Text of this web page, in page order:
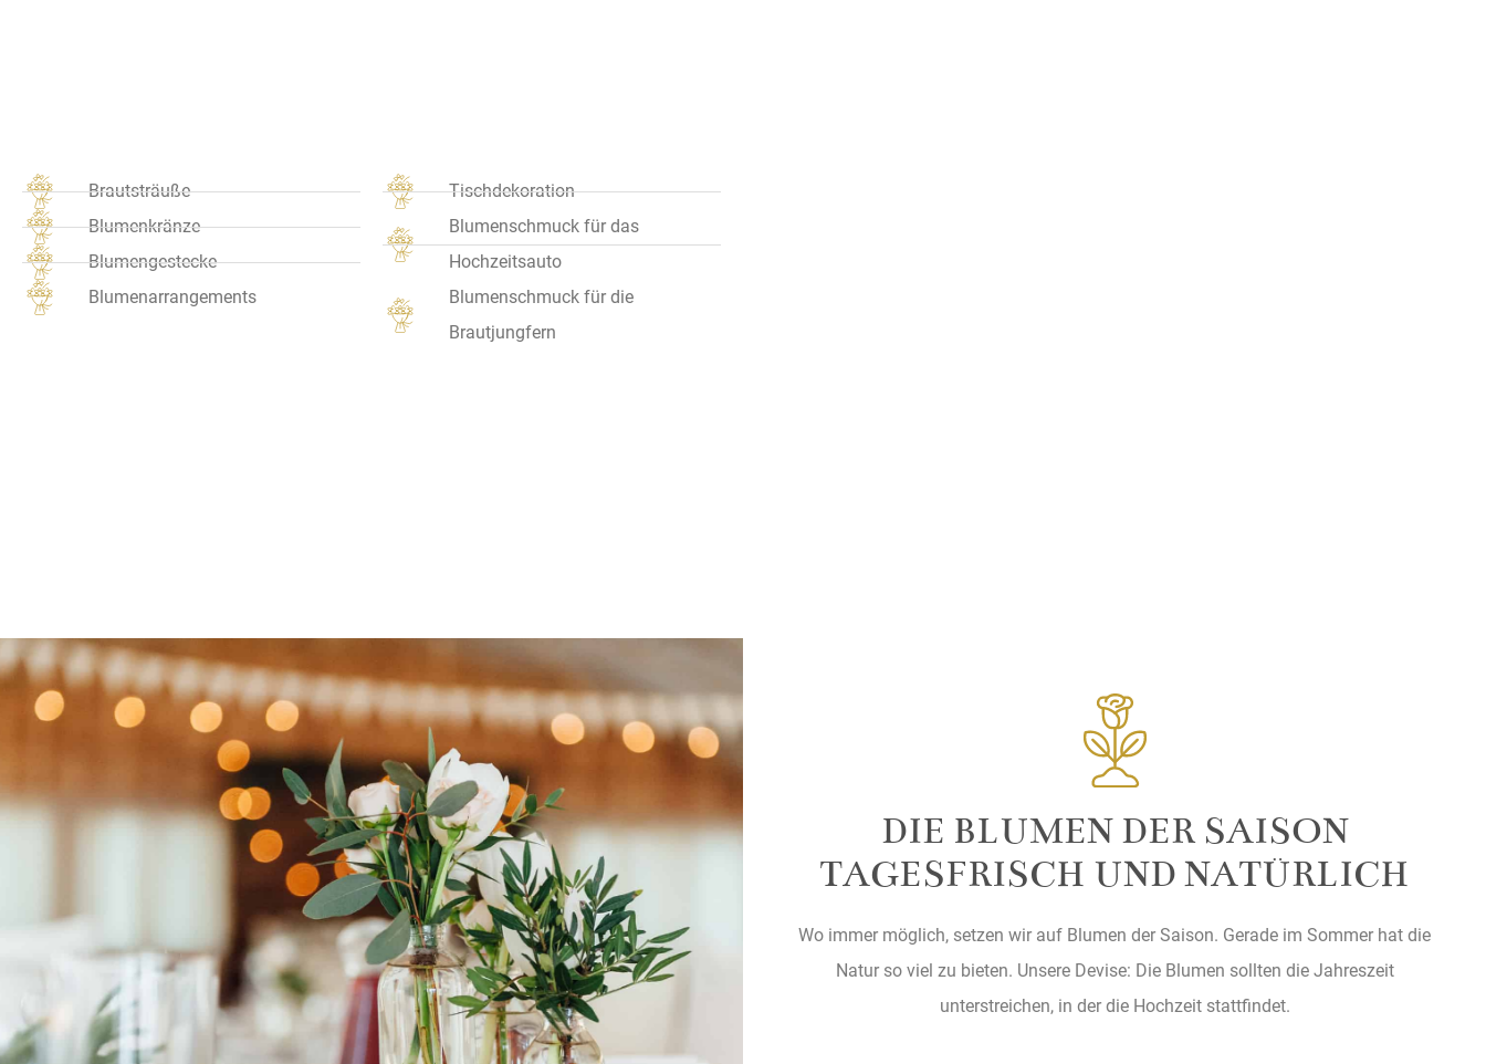
Brautsträuße
Blumenkränze
Blumengestecke
Blumenarrangements
Tischdekoration
Blumenschmuck für das
Hochzeitsauto
Blumenschmuck für die
Brautjungfern
DIE BLUMEN DER SAISON
TAGESFRISCH UND NATÜRLICH
Wo immer möglich, setzen wir auf Blumen der Saison. Gerade im Sommer hat die
Natur so viel zu bieten. Unsere Devise: Die Blumen sollten die Jahreszeit
unterstreichen, in der die Hochzeit stattfindet.